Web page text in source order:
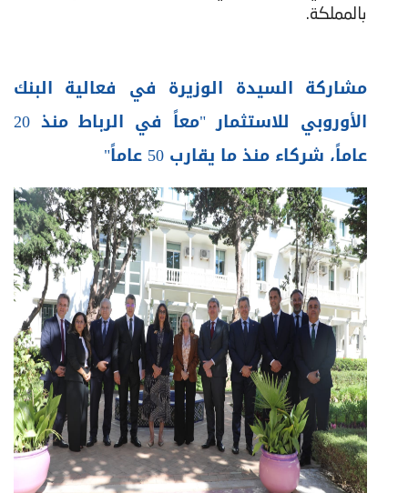
بالمملكة.
مشاركة السيدة الوزيرة في فعالية البنك
الأوروبي للاستثمار "معاً في الرباط منذ 20
عاماً، شركاء منذ ما يقارب 50 عاماً"